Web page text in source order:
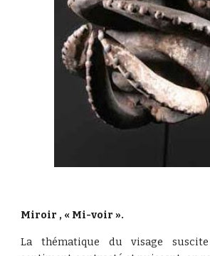
Miroir , « Mi-voir ».
La thématique du visage